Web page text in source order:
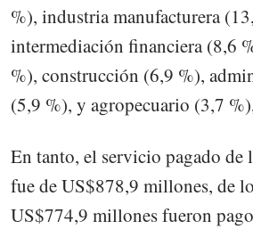
%), industria manufacturera
intermediación financiera (8,6
%), construcción (6,9 %),
(5,9 %), y agropecuario (3,7
En tanto, el servicio pagado de
fue de US$878,9 millones, de
US$774,9 millones fueron